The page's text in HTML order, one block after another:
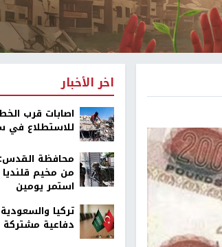
اخر الأخبار
اصابات قرب
للاستطلاع في
محافظة القدس:
من مخيم
استمر يومين
تركيا
دفاعية مشتركة